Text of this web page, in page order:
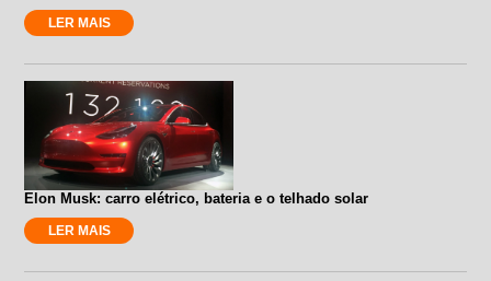
LER MAIS
Elon Musk: carro elétrico, bateria e o telhado solar
LER MAIS